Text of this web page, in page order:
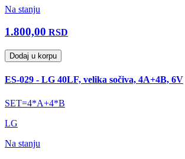
Na stanju
1.800,00 RSD
Dodaj u korpu
ES-029 - LG 40LF, velika sočiva, 4A+4B, 6V
SET=4*A+4*B
LG
Na stanju